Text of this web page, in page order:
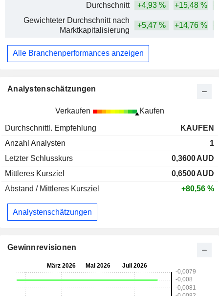
Durchschnitt
+4,93 % +15,48 %
Gewichteter Durchschnitt nach
Marktkapitalisierung
+5,47 % +14,76 %
Alle Branchenperformances anzeigen
Analystenschätzungen
Verkaufen Kaufen
Durchschnittl. Empfehlung
KAUFEN
Anzahl Analysten
1
Letzter Schlusskurs
0,3600AUD
Mittleres Kursziel
0,6500AUD
Abstand / Mittleres Kursziel
+80,56 %
Analystenschätzungen
Gewinnrevisionen